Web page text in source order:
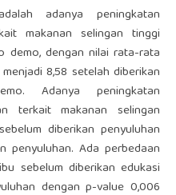
adanya peningkatan
makanan selingan tinggi
demo, dengan nilai rata-rata
8,58 setelah diberikan
Adanya peningkatan
terkait makanan selingan
diberikan penyuluhan
penyuluhan. Ada perbedaan
sebelum diberikan edukasi
dengan p-value 0,006